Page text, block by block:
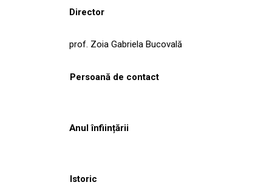
Director
prof. Zoia Gabriela Bucovală
Persoană de contact
Anul înființării
Istoric